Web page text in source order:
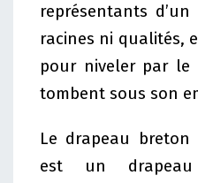
représentants
racines ni qualités,
pour niveler par le
tombent sous son
Le drapeau breton
est un drapeau